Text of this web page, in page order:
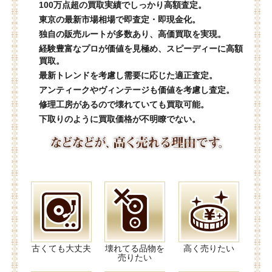
100万点超の買取実績でしっかり高額査定。
東京の最新市場相場で即査定・即現金化。
独自の販売ルートが多数あり、高価買取を実現。
経験豊富なプロが価値を見極め、スピーディーに高額
買取。
最新トレンドを考慮し需要に応じた適正査定。
アンティークやヴィンテージも価値を考慮し査定。
修理工房があるので壊れていても買取可能。
下取りのように買取価格が不明瞭でない。
古くても大丈夫
壊れてる品物を
売りたい
高く売りたい